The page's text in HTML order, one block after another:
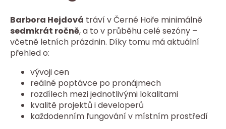
Barbora Hejdová tráví v Černé Hoře minimálně
sedmkrát ročně, a to v průběhu celé sezóny –
včetně letních prázdnin. Díky tomu má aktuální
přehled o:
vývoji cen
reálné poptávce po pronájmech
rozdílech mezi jednotlivými lokalitami
kvalitě projektů i developerů
každodenním fungování v místním prostředí